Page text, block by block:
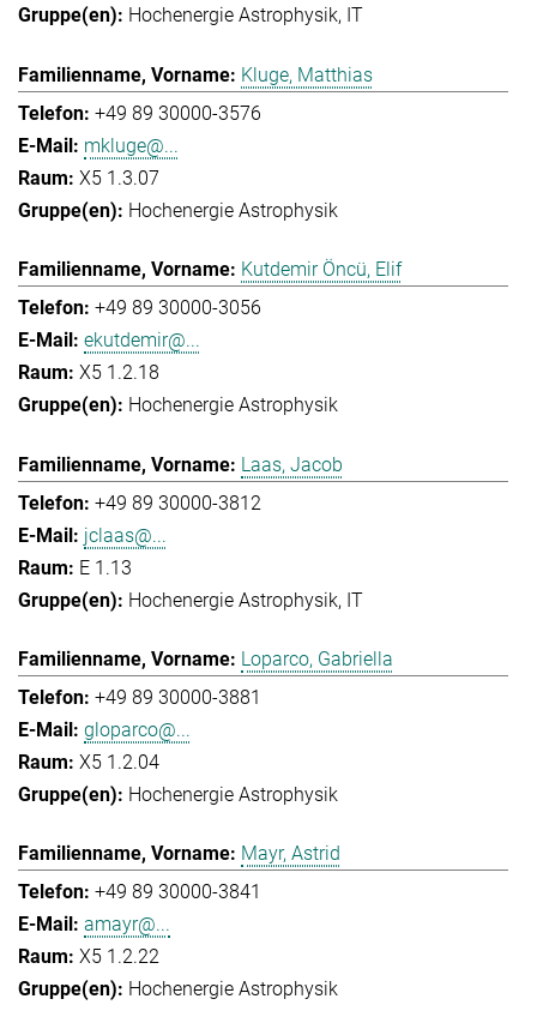
Hochenergie Astrophysik IT
Kluge, Matthias
+49 89 30000-3576
mkluge@...
X5 1.3.07
Hochenergie Astrophysik
Kutdemir Öncü, Elif
+49 89 30000-3056
ekutdemir@...
X5 1.2.18
Hochenergie Astrophysik
Laas, Jacob
+49 89 30000-3812
jclaas@...
E 1.13
Hochenergie Astrophysik IT
Loparco, Gabriella
+49 89 30000-3881
gloparco@...
X5 1.2.04
Hochenergie Astrophysik
Mayr, Astrid
+49 89 30000-3841
amayr@...
X5 1.2.22
Hochenergie Astrophysik